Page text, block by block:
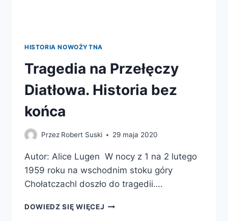
HISTORIA NOWOŻYTNA
Tragedia na Przełęczy
Diatłowa. Historia bez
końca
Przez Robert Suski 29 maja 2020
Autor: Alice Lugen W nocy z 1 na 2 lutego
1959 roku na wschodnim stoku góry
Chołatczachl doszło do tragedii….
DOWIEDZ SIĘ WIĘCEJ TRAGEDIA